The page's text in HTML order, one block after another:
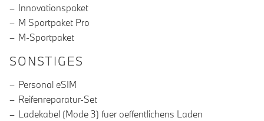
Innovationspaket
M Sportpaket Pro
M-Sportpaket
SONSTIGES
Personal eSIM
Reifenreparatur-Set
Ladekabel (Mode 3) fuer oeffentlichens Laden